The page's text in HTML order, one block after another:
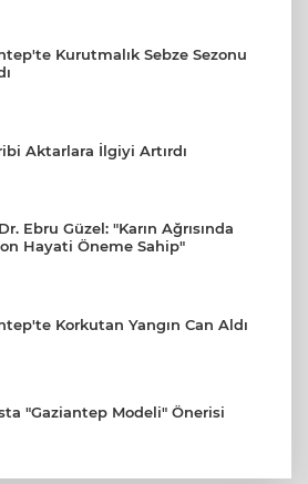
Kurutmalık Sebze Sezonu
Aktarlara İlgiyi Artırdı
Ebru Güzel: "Karın Ağrısında
Hayati Öneme Sahip"
Korkutan Yangın Can Aldı
"Gaziantep Modeli" Önerisi